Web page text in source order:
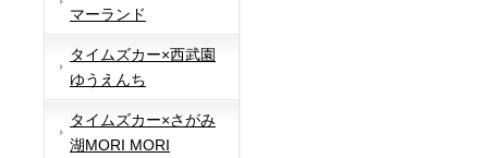
マーランド
タイムズカー×西武園
ゆうえんち
タイムズカー×さがみ
湖MORI MORI